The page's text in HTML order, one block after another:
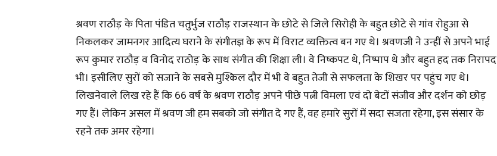
श्रवण राठौड़ के पिता पंडित चतुर्भुज राठौड़ राजस्थान के छोटे से जिले सिरोही के बहुत छोटे से गांव रोहुआ से
निकलकर जामनगर आदित्य घराने के संगीतज्ञ के रूप में विराट व्यक्तित्व बन गए थे। श्रवणजी ने उन्हीं से अपने भाई
रूप कुमार राठौड़ व विनोद राठोड़ के साथ संगीत की शिक्षा ली। वे निष्कपट थे, निष्पाप थे और बहुत हद तक निरापद
भी। इसीलिए सुरों को सजाने के सबसे मुश्किल दौर में भी वे बहुत तेजी से सफलता के शिखर पर पहुंच गए थे।
लिखनेवाले लिख रहे हैं कि 66 वर्ष के श्रवण राठौड़ अपने पीछे पत्नी विमला एवं दो बेटों संजीव और दर्शन को छोड़
गए हैं। लेकिन असल में श्रवण जी हम सबको जो संगीत दे गए हैं, वह हमारे सुरों में सदा सजता रहेगा, इस संसार के
रहने तक अमर रहेगा।